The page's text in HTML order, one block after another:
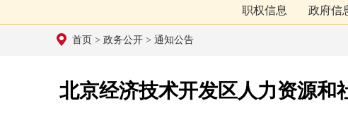
职权信息 政府信
首页 > 政务公开 > 通知公告
北京经济技术开发区人力资源和